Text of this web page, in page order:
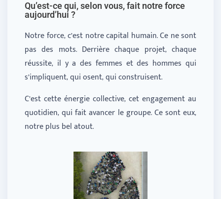
Qu’est-ce qui, selon vous, fait notre force
aujourd’hui ?
Notre force, c’est notre capital humain. Ce ne sont
pas des mots. Derrière chaque projet, chaque
réussite, il y a des femmes et des hommes qui
s’impliquent, qui osent, qui construisent.
C’est cette énergie collective, cet engagement au
quotidien, qui fait avancer le groupe. Ce sont eux,
notre plus bel atout.